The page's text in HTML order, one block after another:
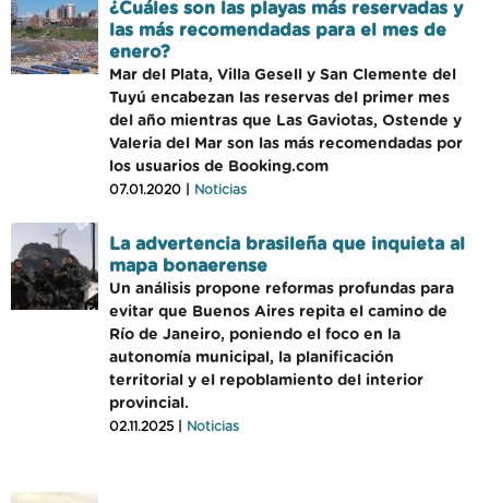
¿Cuáles son las playas más reservadas y
las más recomendadas para el mes de
enero?
Mar del Plata, Villa Gesell y San Clemente del
Tuyú encabezan las reservas del primer mes
del año mientras que Las Gaviotas, Ostende y
Valeria del Mar son las más recomendadas por
los usuarios de Booking.com
07.01.2020 | Noticias
La advertencia brasileña que inquieta al
mapa bonaerense
Un análisis propone reformas profundas para
evitar que Buenos Aires repita el camino de
Río de Janeiro, poniendo el foco en la
autonomía municipal, la planificación
territorial y el repoblamiento del interior
provincial.
02.11.2025 | Noticias